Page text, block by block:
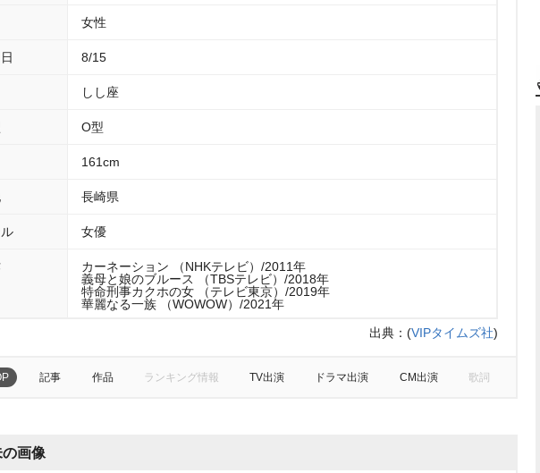
女性
8/15
しし座
O型
161cm
長崎県
女優
カーネーション （NHKテレビ）/2011年
義母と娘のブルース （TBSテレビ）/2018年
特命刑事カクホの女 （テレビ東京）/2019年
華麗なる一族 （WOWOW）/2021年
出典： (VIPタイムズ社)
記事 作品 ランキング情報 TV出演 ドラマ出演 CM出演 歌詞
画像